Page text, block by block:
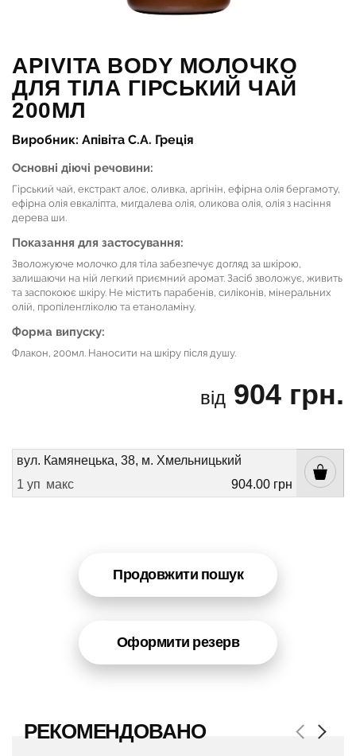
APIVITA BODY МОЛОЧКО
ДЛЯ ТІЛА ГІРСЬКИЙ ЧАЙ
200МЛ
Виробник: Апівіта С.А. Греція
Основні діючі речовини:
Гірський чай, екстракт алоє, оливка, аргінін, ефірна олія бергамоту,
ефірна олія евкаліпта, мигдалева олія, оликова олія, олія з насіння
дерева ши.
Показання для застосування:
Зволожуюче молочко для тіла забезпечує догляд за шкірою,
залишаючи на ній легкий приємний аромат. Засіб зволожує, живить
та заспокоює шкіру. Не містить парабенів, силіконів, мінеральних
олій, пропіленгліколю та етаноламіну.
Форма випуску:
Флакон, 200мл. Наносити на шкіру після душу.
від 904 грн.
вул. Камянецька, 38, м. Хмельницький
1 уп макс 904.00 грн
Продовжити пошук
Оформити резерв
РЕКОМЕНДОВАНО Previous
Next